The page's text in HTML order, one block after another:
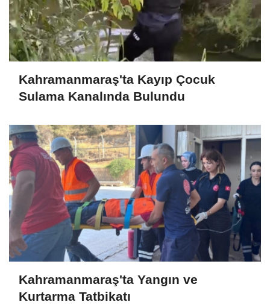
Kahramanmaraş'ta Kayıp Çocuk
Sulama Kanalında Bulundu
Kahramanmaraş'ta Yangın ve
Kurtarma Tatbikatı